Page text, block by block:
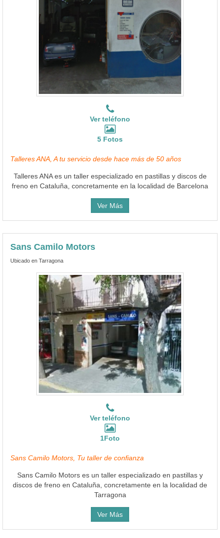
Ver teléfono
5 Fotos
Talleres ANA, A tu servicio desde hace más de 50 años
Talleres ANA es un taller especializado en pastillas y discos de
freno en Cataluña, concretamente en la localidad de Barcelona
Ver Más
Sans Camilo Motors
Ubicado en Tarragona
Ver teléfono
1Foto
Sans Camilo Motors, Tu taller de confianza
Sans Camilo Motors es un taller especializado en pastillas y
discos de freno en Cataluña, concretamente en la localidad de
Tarragona
Ver Más